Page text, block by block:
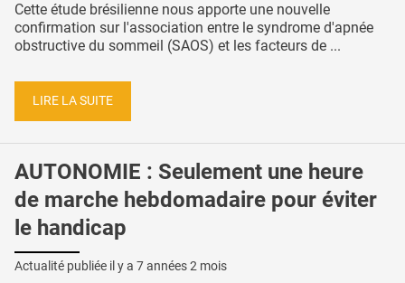
Cette étude brésilienne nous apporte une nouvelle
confirmation sur l'association entre le syndrome d'apnée
obstructive du sommeil (SAOS) et les facteurs de ...
LIRE LA SUITE
AUTONOMIE : Seulement une heure
de marche hebdomadaire pour éviter
le handicap
Actualité publiée il y a 7 années 2 mois